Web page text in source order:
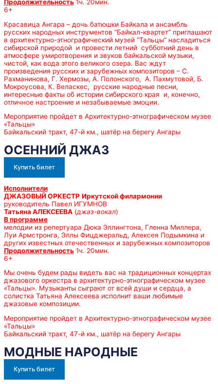
Продолжительность 1ч. 20мин.
6+
Красавица Ангара – дочь батюшки Байкала и ансамбль
русских народных инструментов “Байкал-квартет” приглашают
в архитектурно-этнографический музей “Тальцы” насладиться
сибирской природой и провести летний субботний день в
атмосфере умиротворения и звуков байкальской музыки,
чистой, как вода этого великого озера. Вас ждут
произведения русских и зарубежных композиторов – С.
Рахманинова, Г. Хермозы, А. Полонского, А. Пахмутовой, Б.
Мокроусова, К. Веласкес, русские народные песни,
интересные факты об истории сибирского края и, конечно,
отличное настроение и незабываемые эмоции.
Мероприятие пройдет в Архитектурно-этнографическом музее
«Тальцы»
Байкальский тракт, 47-й км., шатёр на берегу Ангары
ОСЕННИЙ ДЖАЗ
Купить билет
Исполнители
ДЖАЗОВЫЙ ОРКЕСТР Иркутской филармонии
руководитель Павел ИГУМНОВ
Татьяна АЛЕКСЕЕВА (джаз-вокал)
В программе
мелодии из репертуара Дюка Эллингтона, Гленна Миллера,
Луи Армстронга, Эллы Фицджеральд, Алексея Подымкина и
других известных отечественных и зарубежных композиторов
Продолжительность 1ч. 20мин.
6+
Мы очень будем рады видеть вас на традиционных концертах
джазового оркестра в архитектурно-этнографическом музее
«Тальцы». Музыканты сыграют от всей души и сердца, а
солистка Татьяна Алексеева исполнит ваши любимые
джазовые композиции.
Мероприятие пройдет в Архитектурно-этнографическом музее
«Тальцы»
Байкальский тракт, 47-й км., шатёр на берегу Ангары
МОДНЫЕ НАРОДНЫЕ
Купить билет